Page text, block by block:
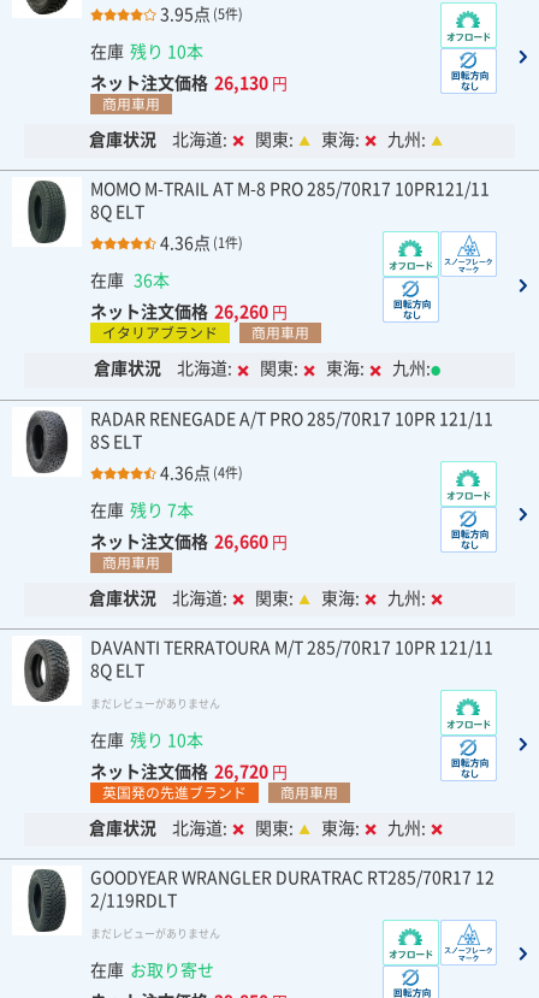
3.95点 (5件)
在庫 残り 10本
ネット注文価格 26,130 円
商用車用
倉庫状況 北海道: 関東: 東海: 九州:
MOMO M-TRAIL AT M-8 PRO 285/70R17 10PR121/11
8Q ELT
4.36点 (1件)
在庫 36本
ネット注文価格 26,260 円
イタリアブランド 商用車用
倉庫状況 北海道: 関東: 東海: 九州:
RADAR RENEGADE A/T PRO 285/70R17 10PR 121/11
8S ELT
4.36点 (4件)
在庫 残り 7本
ネット注文価格 26,660 円
商用車用
倉庫状況 北海道: 関東: 東海: 九州:
DAVANTI TERRATOURA M/T 285/70R17 10PR 121/11
8Q ELT
まだレビューがありません
在庫 残り 10本
ネット注文価格 26,720 円
英国発の先進ブランド 商用車用
倉庫状況 北海道: 関東: 東海: 九州:
GOODYEAR WRANGLER DURATRAC RT285/70R17 12
2/119RDLT
まだレビューがありません
在庫 お取り寄せ